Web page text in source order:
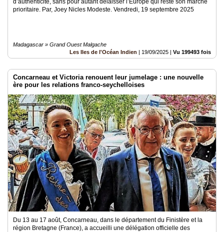
d’authenticité, sans pour autant délaisser l’Europe qui reste son marché
prioritaire. Par, Joey Nicles Modeste. Vendredi, 19 septembre 2025
Madagascar » Grand Ouest Malgache
Les Iles de l'Océan Indien | 19/09/2025 | Vu 199493 fois
Concarneau et Victoria renouent leur jumelage : une nouvelle
ère pour les relations franco-seychelloises
Du 13 au 17 août, Concarneau, dans le département du Finistère et la
région Bretagne (France), a accueilli une délégation officielle des